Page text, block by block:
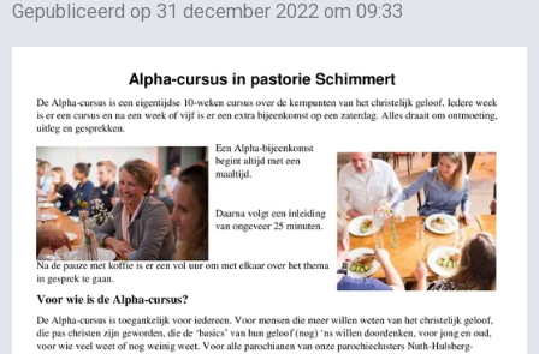
Gepubliceerd op 31 december 2022 om 09:33